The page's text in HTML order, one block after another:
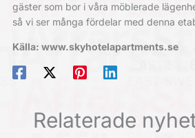
gäster som bor i våra möblerade
så vi ser många fördelar med denna
Källa: www.skyhotelapartments.se
Relaterade